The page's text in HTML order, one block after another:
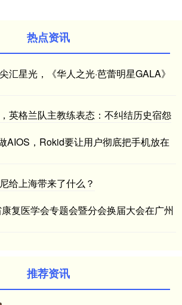
热点资讯
汇星光，《华人之光·芭蕾明星GALA》
英格兰队主教练表态：不纠结历史宿怨
AIOS，Rokid要让用户彻底把手机放在
给上海带来了什么？
复医学会专题会暨分会换届大会在广州
推荐资讯